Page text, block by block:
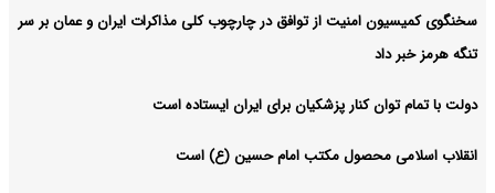
سخنگوی کمیسیون امنیت از توافق در چارچوب کلی مذاکرات ایران و عمان بر سر
تنگه هرمز خبر داد
دولت با تمام توان کنار پزشکیان برای ایران ایستاده است
انقلاب اسلامی محصول مکتب امام حسین (ع) است